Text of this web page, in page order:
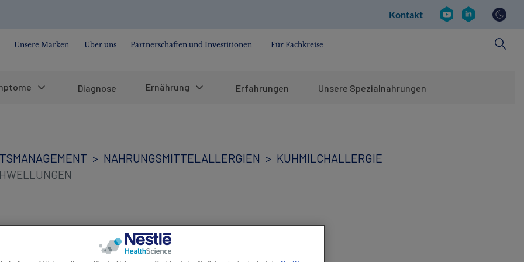
Kontakt
Kontakt
Social
Unsere Marken Über uns Partnerschaften und Investitionen Für Fachkreise
Diagnose Ernährung Erfahrungen Unsere Spezialnahrungen
NAHRUNGSMITTELALLERGIEN
KUHMILCHALLERGIE